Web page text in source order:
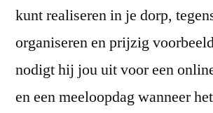
kunt realiseren in je dorp,
organiseren en prijzig
nodigt hij jou uit voor een
en een meeloopdag wanneer